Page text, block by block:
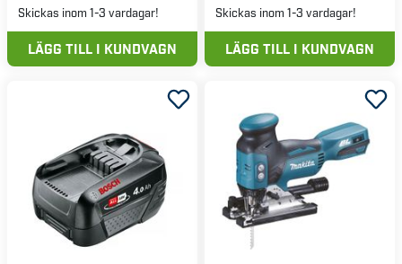
Skickas inom 1-3 vardagar!
LÄGG TILL I KUNDVAGN
Skickas inom 1-3 vardagar!
LÄGG TILL I KUNDVAGN